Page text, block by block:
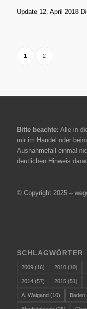
Update 12. April 2018
1 2
Bitte beachte: Alle in
mir im Handel oder
Ausnahmefall einmal
deutlichen Hinweis
© Copyright 2025 –
SCHLAGWÖRTER
2009(16) 2010(10)
2014(57) 2015(51)
A. Waigand (10) Baden